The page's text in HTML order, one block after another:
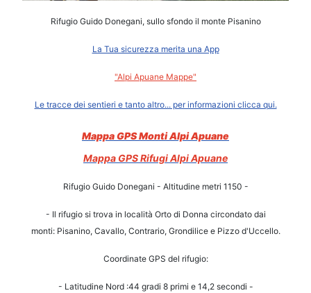
Rifugio Guido Donegani, sullo sfondo il monte Pisanino
La Tua sicurezza merita una App
"Alpi Apuane Mappe"
Le tracce dei sentieri e tanto altro... per informazioni clicca qui.
Mappa GPS Monti Alpi Apuane
Mappa GPS Rifugi Alpi Apuane
Rifugio Guido Donegani - Altitudine metri 1150 -
- Il rifugio si trova in località Orto di Donna circondato dai
monti: Pisanino, Cavallo, Contrario, Grondilice e Pizzo d'Uccello.
Coordinate GPS del rifugio:
- Latitudine Nord :44 gradi 8 primi e 14,2 secondi -